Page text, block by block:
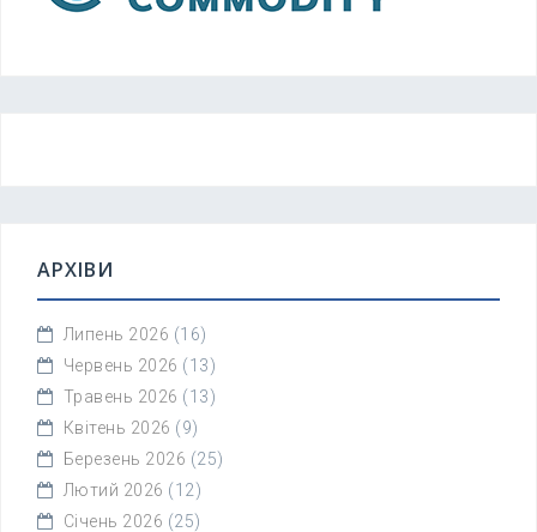
АРХІВИ
Липень 2026 (16)
Червень 2026 (13)
Травень 2026 (13)
Квітень 2026 (9)
Березень 2026 (25)
Лютий 2026 (12)
Січень 2026 (25)